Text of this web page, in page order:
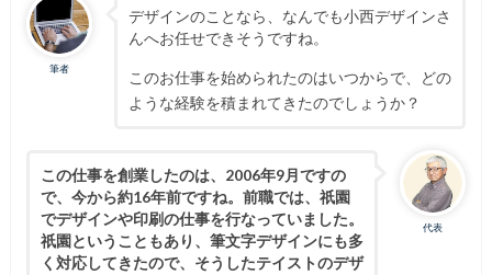
筆者
デザインのことなら、なんでも小西デザインさ
んへお任せできそうですね。
このお仕事を始められたのはいつからで、どの
ような経験を積まれてきたのでしょうか？
代表
この仕事を創業したのは、2006年9月ですの
で、今から約16年前ですね。前職では、祇園
でデザインや印刷の仕事を行なっていました。
祇園ということもあり、筆文字デザインにも多
く対応してきたので、そうしたテイストのデザ